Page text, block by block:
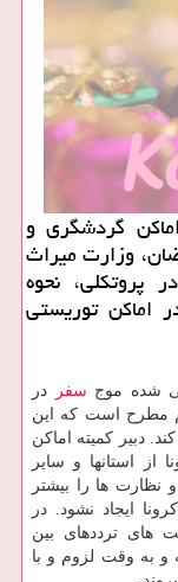
گردشگری و
وزارت میراث
نحوه
اماكن توریستی
شده موج سفر
در
مطرح است که این
دبیر کمیته اماکن
استانها و سایر
نظارت ها را بیشتر
ایجاد نشود. در
های ترددهای بین
و به وقت لزوم و با